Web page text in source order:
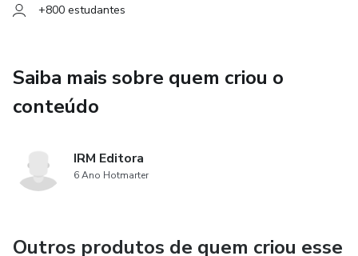
+800 estudantes
Saiba mais sobre quem criou o
conteúdo
IRM Editora
6 Ano Hotmarter
Outros produtos de quem criou esse